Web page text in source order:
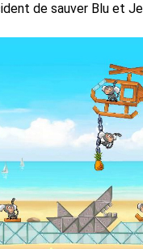
de sauver Blu et